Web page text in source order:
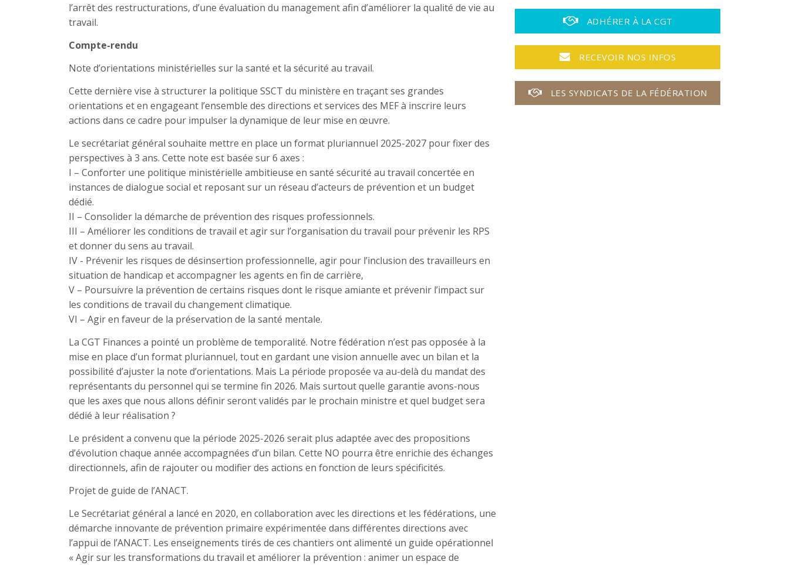
l’arrêt des restructurations, d’une évaluation du management afin d’améliorer la qualité de vie au
travail.
Compte-rendu
Note d’orientations ministérielles sur la santé et la sécurité au travail.
Cette dernière vise à structurer la politique SSCT du ministère en traçant ses grandes
orientations et en engageant l’ensemble des directions et services des MEF à inscrire leurs
actions dans ce cadre pour impulser la dynamique de leur mise en œuvre.
Le secrétariat général souhaite mettre en place un format pluriannuel 2025-2027 pour fixer des
perspectives à 3 ans. Cette note est basée sur 6 axes :
I – Conforter une politique ministérielle ambitieuse en santé sécurité au travail concertée en
instances de dialogue social et reposant sur un réseau d’acteurs de prévention et un budget
dédié.
II – Consolider la démarche de prévention des risques professionnels.
III – Améliorer les conditions de travail et agir sur l’organisation du travail pour prévenir les RPS
et donner du sens au travail.
IV - Prévenir les risques de désinsertion professionnelle, agir pour l’inclusion des travailleurs en
situation de handicap et accompagner les agents en fin de carrière,
V – Poursuivre la prévention de certains risques dont le risque amiante et prévenir l’impact sur
les conditions de travail du changement climatique.
VI – Agir en faveur de la préservation de la santé mentale.
La CGT Finances a pointé un problème de temporalité. Notre fédération n’est pas opposée à la
mise en place d’un format pluriannuel, tout en gardant une vision annuelle avec un bilan et la
possibilité d’ajuster la note d’orientations. Mais La période proposée va au-delà du mandat des
représentants du personnel qui se termine fin 2026. Mais surtout quelle garantie avons-nous
que les axes que nous allons définir seront validés par le prochain ministre et quel budget sera
dédié à leur réalisation ?
Le président a convenu que la période 2025-2026 serait plus adaptée avec des propositions
d’évolution chaque année accompagnées d’un bilan. Cette NO pourra être enrichie des échanges
directionnels, afin de rajouter ou modifier des actions en fonction de leurs spécificités.
Projet de guide de l’ANACT.
Le Secrétariat général a lancé en 2020, en collaboration avec les directions et les fédérations, une
démarche innovante de prévention primaire expérimentée dans différentes directions avec
l’appui de l’ANACT. Les enseignements tirés de ces chantiers ont alimenté un guide opérationnel
« Agir sur les transformations du travail et améliorer la prévention : animer un espace de
ADHÉRER À LA CGT
RECEVOIR NOS INFOS
LES SYNDICATS DE LA FÉDÉRATION